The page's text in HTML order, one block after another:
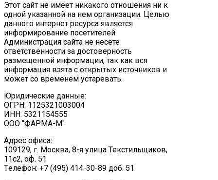
Этот сайт не имеет никакого отношения ни к
одной указанной на нем организации. Целью
данного интернет ресурса является
информирование посетителей.
Администрация сайта не несёте
ответственности за достоверность
размещенной информации, так как вся
информация взята с открытых источников и
может со временем устаревать.
Юридические данные:
ОГРН: 1125321003004
ИНН: 5321154555
ООО "ФАРМА-М"
Адрес офиса:
109129, г. Москва, ​8-я улица Текстильщиков,
11с2, оф. 51
Tелефон: +7 (495) 414-30-89 доб. 51